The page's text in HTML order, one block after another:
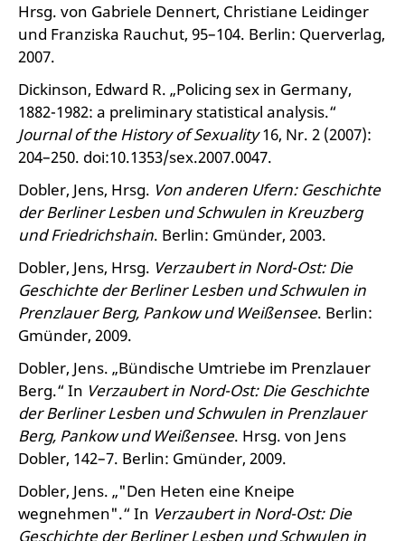
Hrsg. von Gabriele Dennert, Christiane Leidinger
und Franziska Rauchut, 95–104. Berlin: Querverlag,
2007.
Dickinson, Edward R. „Policing sex in Germany,
1882-1982: a preliminary statistical analysis.“
Journal of the History of Sexuality16, Nr. 2 (2007):
204–250. doi:10.1353/sex.2007.0047.
Dobler, Jens, Hrsg. Von anderen Ufern: Geschichte
der Berliner Lesben und Schwulen in Kreuzberg
und Friedrichshain. Berlin: Gmünder, 2003.
Dobler, Jens, Hrsg. Verzaubert in Nord-Ost: Die
Geschichte der Berliner Lesben und Schwulen in
Prenzlauer Berg, Pankow und Weißensee. Berlin:
Gmünder, 2009.
Dobler, Jens. „Bündische Umtriebe im Prenzlauer
Berg.“ In Verzaubert in Nord-Ost: Die Geschichte
der Berliner Lesben und Schwulen in Prenzlauer
Berg, Pankow und Weißensee. Hrsg. von Jens
Dobler, 142–7. Berlin: Gmünder, 2009.
Dobler, Jens. „"Den Heten eine Kneipe
wegnehmen".“ In Verzaubert in Nord-Ost: Die
Geschichte der Berliner Lesben und Schwulen in